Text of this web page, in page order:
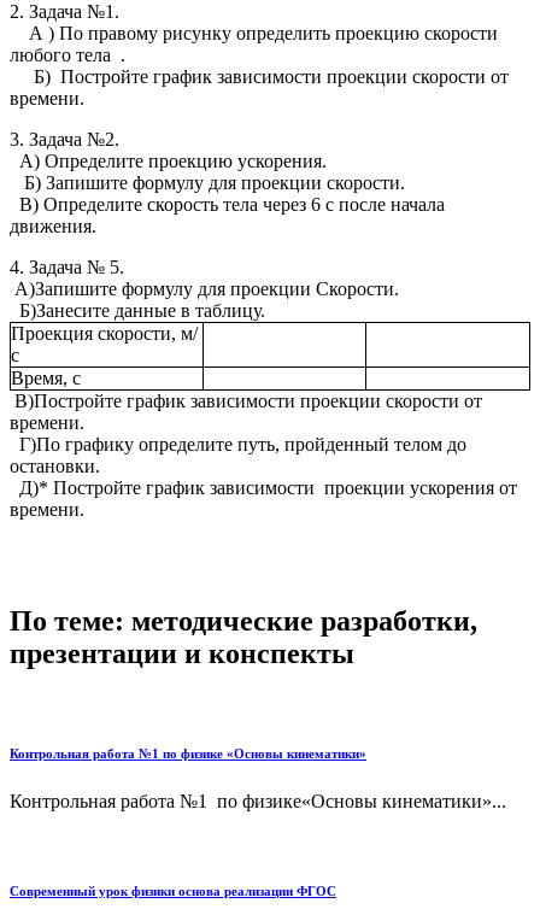
2. Задача №1.
А ) По правому рисунку определить проекцию скорости
любого тела .
Б) Постройте график зависимости проекции скорости от
времени.
3. Задача №2.
А) Определите проекцию ускорения.
Б) Запишите формулу для проекции скорости.
В) Определите скорость тела через 6 с после начала
движения.
4. Задача № 5.
А)Запишите формулу для проекции Скорости.
Б)Занесите данные в таблицу.
Проекция скорости, м/
с
Время, с
В)Постройте график зависимости проекции скорости от
времени.
Г)По графику определите путь, пройденный телом до
остановки.
Д)* Постройте график зависимости проекции ускорения от
времени.
По теме: методические разработки,
презентации и конспекты
Контрольная работа №1 по физике «Основы кинематики»
Контрольная работа №1 по физике«Основы кинематики»...
Современный урок физики основа реализации ФГОС